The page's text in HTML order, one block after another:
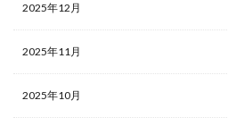
2025年12月
2025年11月
2025年10月